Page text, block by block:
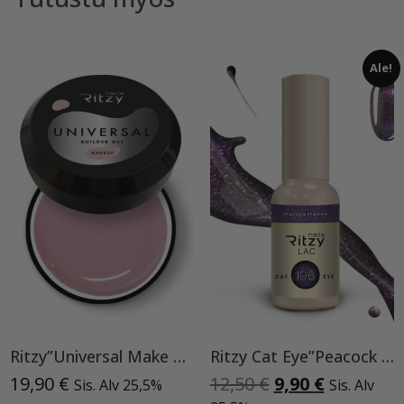
Ritzy”Universal Make Up”15ml, rakennegeeli TPO vapaa
19,90 € Sis. Alv 25,5%
Ale!
Ritzy Cat Eye”Peacock feather”196, geelilakka
12,50€ Alkuperäinen
9,90 €Nykyinen
Sis. Alv